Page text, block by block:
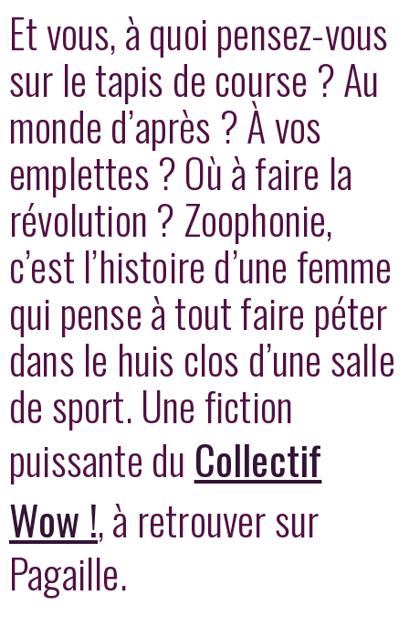
Et vous, à quoi pensez-vous
sur le tapis de course ? Au
monde d’après ? À vos
emplettes ? Où à faire la
révolution ? Zoophonie,
c’est l’histoire d’une femme
qui pense à tout faire péter
dans le huis clos d’une salle
de sport. Une fiction
puissante du Collectif
Wow !, à retrouver sur
Pagaille.